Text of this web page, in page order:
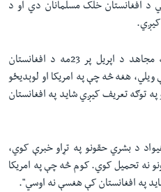
د افغانستان خلک مسلمانان دي او د
د طالبانو د حکومت ویاند ذبیح الله مجاهد د اپریل پر 23مه د افغانستان
هغه څه چې په امریکا او لوېدیځو
توګه تعریف کیږي شاید په افغانستان
د بشري حقونو په تړاو خبرې کوي،
نه تحمیل کوي. کوم څه چې په امریکا
په افغانستان کې هغسې نه اوسي".